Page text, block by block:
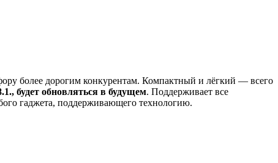
более дорогим конкурентам. Компактный и лёгкий — всего
будет обновляться в будущем. Поддерживает все
гаджета, поддерживающего технологию.